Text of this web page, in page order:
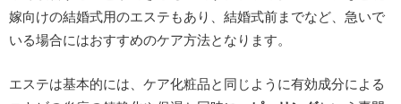
嫁向けの結婚式用のエステもあり、結婚式前までなど、急いで
いる場合にはおすすめのケア方法となります。
エステは基本的には、ケア化粧品と同じように有効成分による